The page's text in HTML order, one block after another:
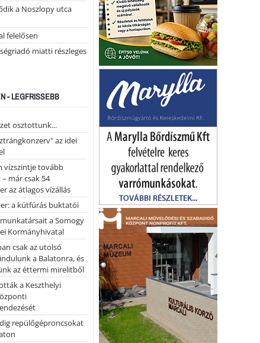
a Noszlopy utca
felelősen
miatti részleges
- LEGFRISSEBB
osztottunk...
az idei
vízszintje tovább
már csak 54
az átlagos vízállás
a kútfúrás buktatói
a Somogy
Kormányhivatal
csak az utolsó
a Balatonra, és
az éttermi mirelitből
a Keszthelyi
repülőgéproncsokat